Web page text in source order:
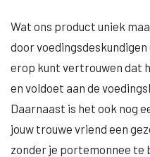
Wat ons product uniek
door
erop kunt vertrouwen dat
en voldoet aan de
Daarnaast is het ook nog
jouw trouwe vriend een
zonder je portemonnee te